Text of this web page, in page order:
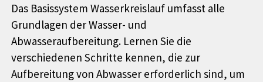
Das Basissystem Wasserkreislauf umfasst alle
Grundlagen der Wasser- und
Abwasseraufbereitung. Lernen Sie die
verschiedenen Schritte kennen, die zur
Aufbereitung von Abwasser erforderlich sind, um